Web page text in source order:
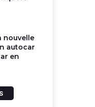
nouvelle
autocar
en